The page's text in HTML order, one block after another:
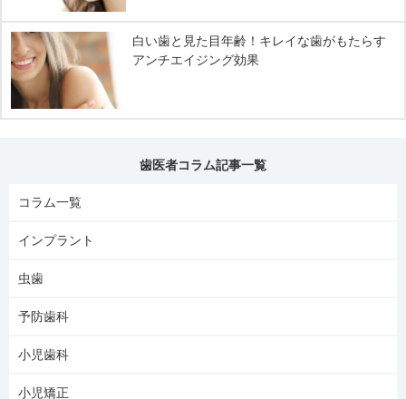
白い歯と見た目年齢！キレイな歯がもたらす
アンチエイジング効果
歯医者コラム記事一覧
コラム一覧
インプラント
虫歯
予防歯科
小児歯科
小児矯正